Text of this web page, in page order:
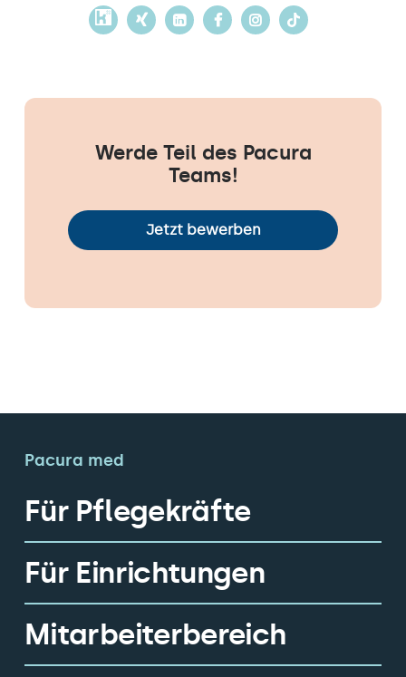
Werde Teil des Pacura
Teams!
Jetzt bewerben
Pacura med
Für Pflegekräfte
Für Einrichtungen
Mitarbeiterbereich